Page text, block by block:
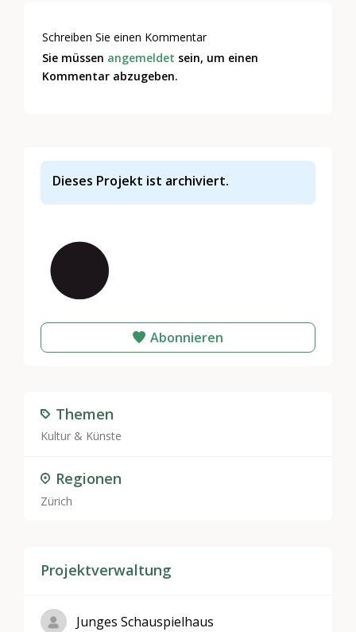
Dieses Projekt ist archiviert.
Abonnieren
Themen
Kultur & Künste
Regionen
Zürich
Projektverwaltung
Junges Schauspielhaus
Schreiben Sie einen Kommentar
Sie müssen angemeldet sein, um einen
Kommentar abzugeben.